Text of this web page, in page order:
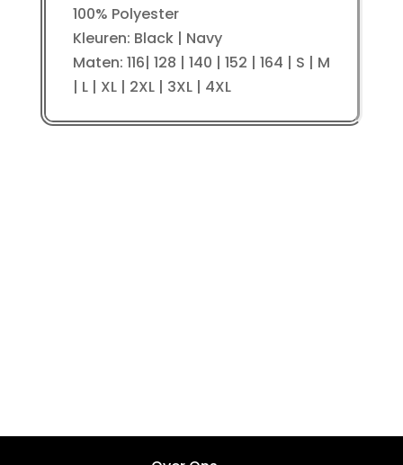
100% Polyester
Kleuren: Black | Navy
Maten: 116| 128 | 140 | 152 | 164 | S | M
| L | XL | 2XL | 3XL | 4XL